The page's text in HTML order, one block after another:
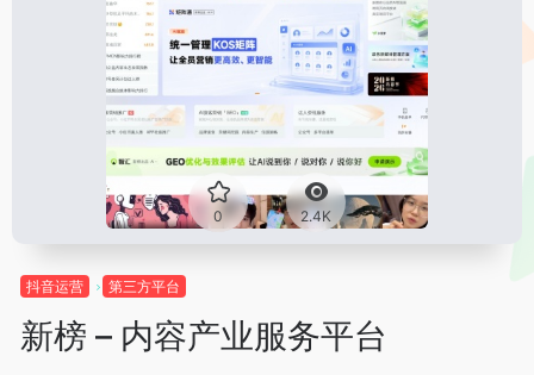
0 2.4K
抖音运营 第三方平台
新榜 – 内容产业服务平台